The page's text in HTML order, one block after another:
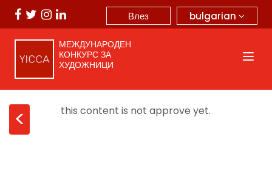
bulgarian
Влез
МЕЖДУНАРОДЕН
КОНКУРС ЗА
ХУДОЖНИЦИ
< this content is not approve yet.